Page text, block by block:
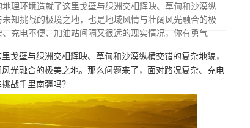
理环境造就了这里戈壁与绿洲交相辉映、草甸和沙漠纵
知挑战的极境之地，也是地域风情与壮阔风光融合的极
充电不便、加油站间隔又很远的现实情况，你有勇气
戈壁与绿洲交相辉映、草甸和沙漠纵横交错的复杂地貌，
光融合的极美之地。那么问题来了，面对路况复杂、充电
战千里南疆吗？